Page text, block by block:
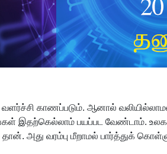
காணப்படும். ஆனால்
நீங்கள் இதற்கெல்லாம் பயப்பட வேண்டாம்.
அது வரம்பு மீறாமல் பார்த்துக்